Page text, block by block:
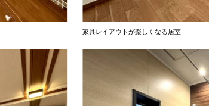
家具レイアウトが楽しくなる居室